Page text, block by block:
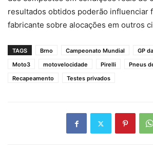
resultados obtidos poderão influenciar
fabricante sobre alocações em outros
TAGS Brno Campeonato Mundial GP
Moto3
motovelocidade Pirelli
Pneus
Recapeamento
Testes privados